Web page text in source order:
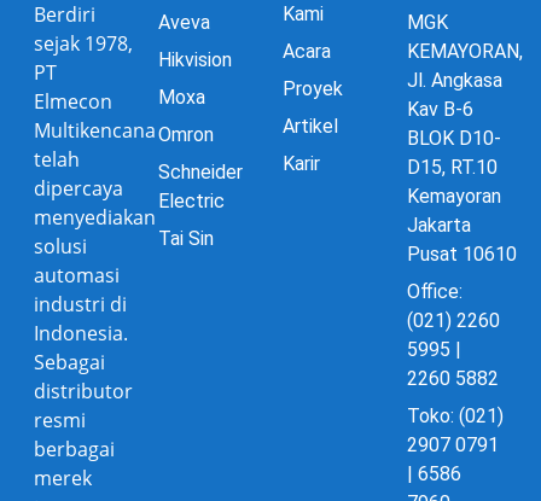
Berdiri
sejak 1978,
PT
Elmecon
Multikencana
telah
dipercaya
menyediakan
solusi
automasi
industri di
Indonesia.
Sebagai
distributor
resmi
berbagai
merek
Aveva
Hikvision
Moxa
Omron
Schneider
Electric
Tai Sin
Kami
Acara
Proyek
Artikel
Karir
MGK
KEMAYORAN,
Jl. Angkasa
Kav B-6
BLOK D10-
D15, RT.10
Kemayoran
Jakarta
Pusat 10610
Office:
(021) 2260
5995 |
2260 5882
Toko: (021)
2907 0791
| 6586